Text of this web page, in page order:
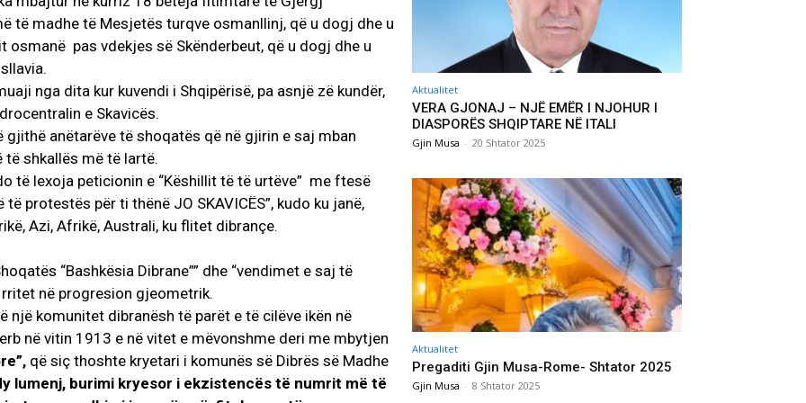
të madhe të Mesjetës turqve osmanllinj, që u dogj dhe u
osmanë pas vdekjes së Skënderbeut, që u dogj dhe u
nga dita kur kuvendi i Shqipërisë, pa asnjë zë kundër,
e Skavicës.
anëtarëve të shoqatës që në gjirin e saj mban
të shkallës më të lartë.
të lexoja peticionin e “Këshillit të të urtëve” me ftesë
protestës për ti thënë JO SKAVICËS”, kudo ku janë,
Azi, Afrikë, Australi, ku flitet dibrançe.
“Bashkësia Dibrane”” dhe “vendimet e saj të
në progresion gjeometrik.
një komunitet dibranësh të parët e të cilëve ikën në
në vitin 1913 e në vitet e mëvonshme deri me mbytjen
që siç thoshte kryetari i komunës së Dibrës së Madhe
lumenj, burimi kryesor i ekzistencës të numrit më të
Aktualitet
VERA GJONAJ – NJË EMËR I NJOHUR I
DIASPORËS SHQIPTARE NË ITALI
Gjin Musa - 20 Shtator 2025
Aktualitet
Pregaditi Gjin Musa-Rome- Shtator 2025
Gjin Musa - 8 Shtator 2025